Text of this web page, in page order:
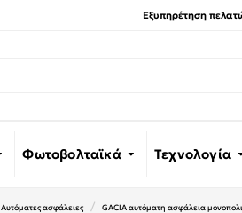
Εξυπηρέτηση
Φωτοβολταϊκά Τεχνολογία
Αυτόματες ασφάλειες GACIA αυτόματη ασφάλεια